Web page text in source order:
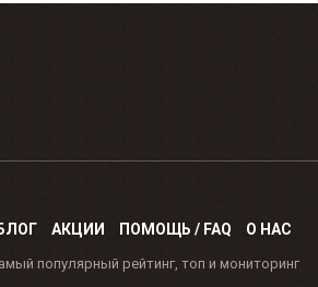
БЛОГ АКЦИИ ПОМОЩЬ / FAQ О НАС
популярный рейтинг, топ и мониторинг